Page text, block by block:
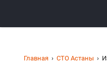
Главная СТО Астаны